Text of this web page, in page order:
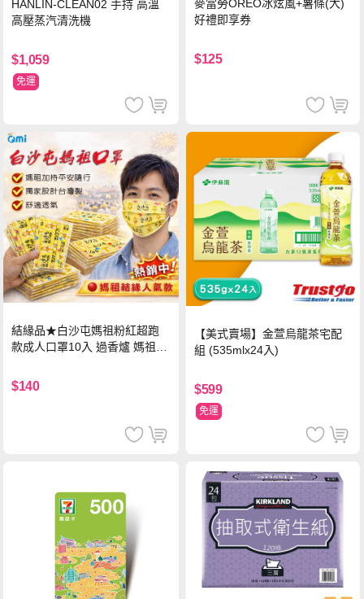
HANLIN-CLEAN02 手持 高溫
高壓蒸汽清洗機
$1,059
免運
麥當勞OREO冰炫風+薯條(大)
好禮即享券
$125
結緣品★白沙屯媽祖粉紅超跑
款成人口罩10入 過香爐 媽祖加
$140
【美式賣場】金萱烏龍茶宅配
組 (535mlx24入)
$599
免運